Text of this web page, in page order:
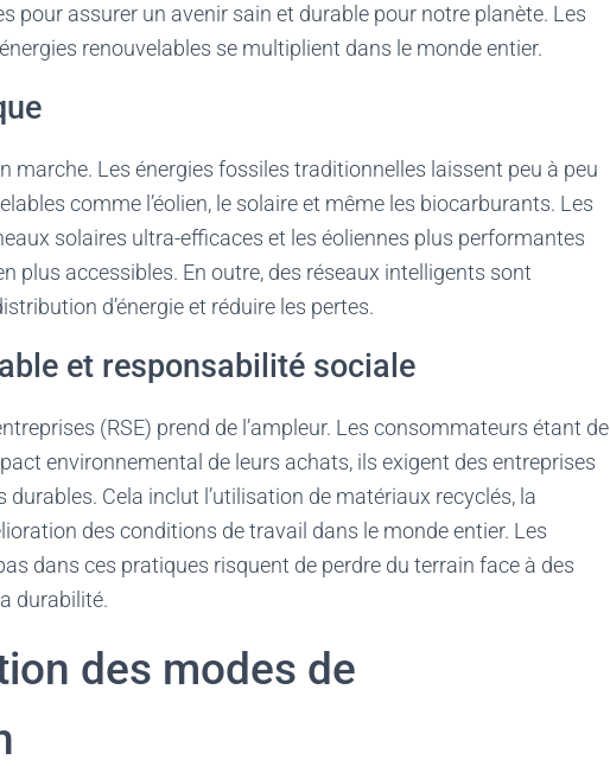
pour assurer un avenir sain et durable pour notre planète. Les
renouvelables se multiplient dans le monde entier.
marche. Les énergies fossiles traditionnelles laissent peu à peu
comme l’éolien, le solaire et même les biocarburants. Les
solaires ultra-efficaces et les éoliennes plus performantes
plus accessibles. En outre, des réseaux intelligents sont
d’énergie et réduire les pertes.
et responsabilité sociale
(RSE) prend de l’ampleur. Les consommateurs étant de
environnemental de leurs achats, ils exigent des entreprises
durables. Cela inclut l’utilisation de matériaux recyclés, la
des conditions de travail dans le monde entier. Les
dans ces pratiques risquent de perdre du terrain face à des
durabilité.
des modes de